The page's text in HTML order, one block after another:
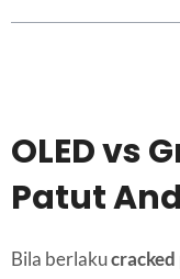
OLED vs
Patut
Bila berlakucracked